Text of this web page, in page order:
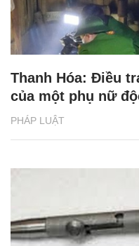
PHÁP LUẬT
Thanh Hóa: Điều
của một phụ nữ